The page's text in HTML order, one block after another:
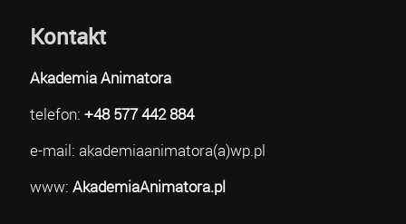
Kontakt
Akademia Animatora
telefon: +48 577 442 884
e-mail: akademiaanimatora(a)wp.pl
www: AkademiaAnimatora.pl